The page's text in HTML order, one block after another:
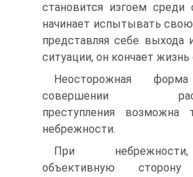
становится изгоем среди
начинает испытывать
представляя себе выхода
ситуации, он кончает
Неосторожная
совершении
преступления
небрежности.
При
объективную сторону